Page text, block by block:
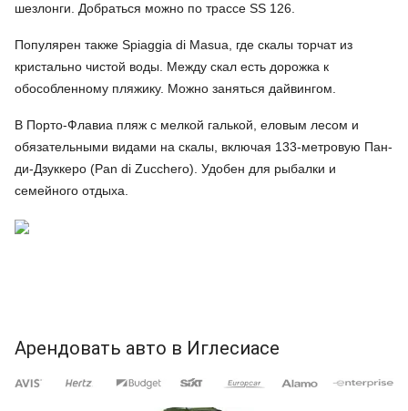
шезлонги. Добраться можно по трассе SS 126.
Популярен также Spiaggia di Masua, где скалы торчат из
кристально чистой воды. Между скал есть дорожка к
обособленному пляжику. Можно заняться дайвингом.
В Порто-Флавиа пляж с мелкой галькой, еловым лесом и
обязательными видами на скалы, включая 133-метровую Пан-
ди-Дзуккеро (Pan di Zucchero). Удобен для рыбалки и
семейного отдыха.
Арендовать авто в Иглесиасе